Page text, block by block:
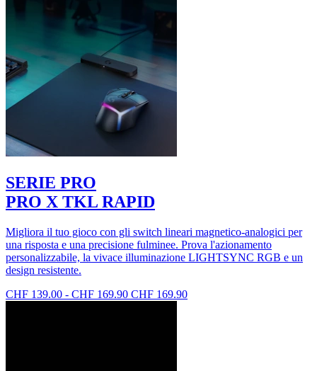
SERIE PRO
PRO X TKL RAPID
Migliora il tuo gioco con gli switch lineari magnetico-analogici per
una risposta e una precisione fulminee. Prova l'azionamento
personalizzabile, la vivace illuminazione LIGHTSYNC RGB e un
design resistente.
CHF 139.00 - CHF 169.90 CHF 169.90